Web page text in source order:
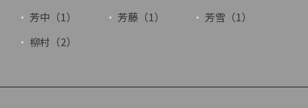
芳中（1）
芳藤（1）
芳雪（1）
柳村（2）